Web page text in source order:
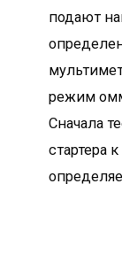
подают
режим
Сначала
стартера